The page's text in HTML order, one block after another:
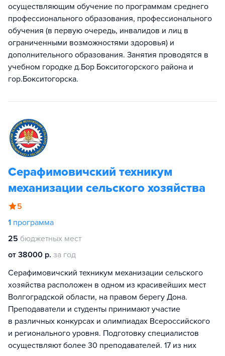
осуществляющим обучение по программам среднего
профессионального образования, профессионального
обучения (в первую очередь, инвалидов и лиц в
ограниченными возможностями здоровья) и
дополнительного образования. Занятия проводятся в
учебном городке д.Бор Бокситогорского района и
гор.Бокситогорска.
Серафимовичский техникум
механизации сельского хозяйства
5
1 программа
25 бюджетных мест
от 38000 р. за год
Серафимовичский техникум механизации сельского
хозяйства расположен в одном из красивейших мест
Волгоградской области, на правом берегу Дона.
Преподаватели и студенты принимают участие
в различных конкурсах и олимпиадах Всероссийского
и регионального уровня. Подготовку специалистов
осуществляют более 30 преподавателей. 17 из них